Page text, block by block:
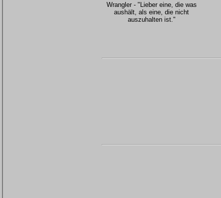
Wrangler - "Lieber eine, die was
aushält, als eine, die nicht
auszuhalten ist."